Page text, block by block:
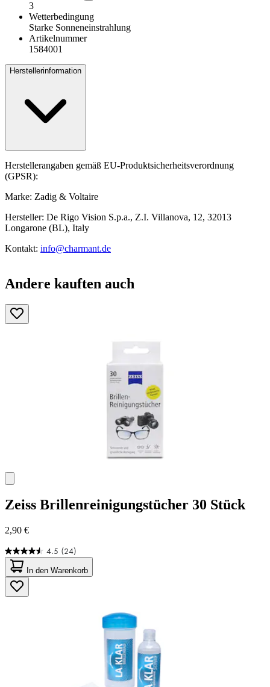
3
Wetterbedingung
Starke Sonneneinstrahlung
Artikelnummer
1584001
Herstellerinformation
Herstellerangaben gemäß EU-Produktsicherheitsverordnung
(GPSR):
Marke: Zadig & Voltaire
Hersteller: De Rigo Vision S.p.a., Z.I. Villanova, 12, 32013
Longarone (BL), Italy
Kontakt: info@charmant.de
Andere kauften auch
Zeiss Brillenreinigungstücher 30 Stück
2,90 €
4.5 (24)
4.5
von
5
Sternen.
24
In den Warenkorb